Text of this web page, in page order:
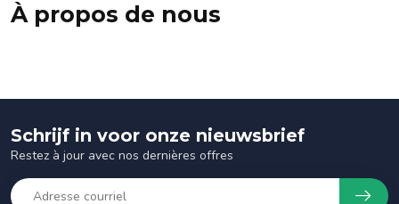
À propos de nous
Schrijf in voor onze nieuwsbrief
Restez à jour avec nos dernières offres